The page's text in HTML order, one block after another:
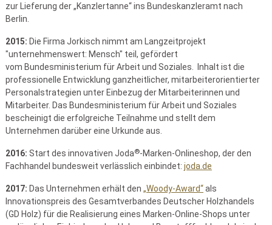
zur Lieferung der „Kanzlertanne“ ins Bundeskanzleramt nach
Berlin.
2015: Die Firma Jorkisch nimmt am Langzeitprojekt
"unternehmenswert: Mensch" teil, gefördert
vom Bundesministerium für Arbeit und Soziales. Inhalt ist die
professionelle Entwicklung ganzheitlicher, mitarbeiterorientierter
Personalstrategien unter Einbezug der Mitarbeiterinnen und
Mitarbeiter. Das Bundesministerium für Arbeit und Soziales
bescheinigt die erfolgreiche Teilnahme und stellt dem
Unternehmen darüber eine Urkunde aus.
2016: Start des innovativen Joda®-Marken-Onlineshop, der den
Fachhandel bundesweit verlässlich einbindet: joda.de
2017: Das Unternehmen erhält den „Woody-Award“als
Innovationspreis des Gesamtverbandes Deutscher Holzhandels
(GD Holz) für die Realisierung eines Marken-Online-Shops unter